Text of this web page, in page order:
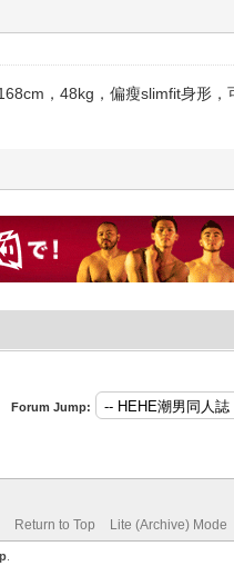
，48kg，偏瘦slimfit身形，
Forum Jump:
Return to Top Lite (Archive) Mode